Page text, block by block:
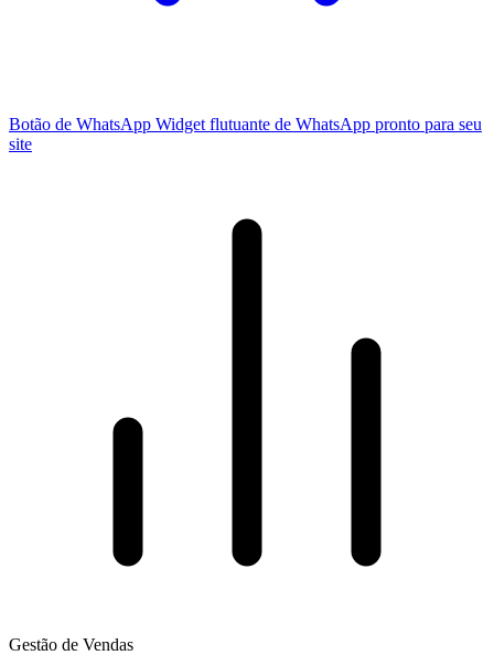
Botão de WhatsApp Widget flutuante de WhatsApp pronto para seu
site
Gestão de Vendas